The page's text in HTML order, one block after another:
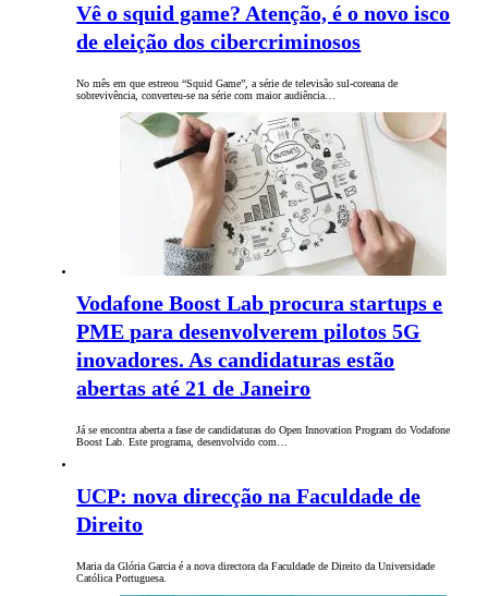
Vê o squid game? Atenção, é o novo isco
de eleição dos cibercriminosos
No mês em que estreou “Squid Game”, a série de televisão sul-coreana de
sobrevivência, converteu-se na série com maior audiência…
Vodafone Boost Lab procura startups e
PME para desenvolverem pilotos 5G
inovadores. As candidaturas estão
abertas até 21 de Janeiro
Já se encontra aberta a fase de candidaturas do Open Innovation Program do Vodafone
Boost Lab. Este programa, desenvolvido com…
UCP: nova direcção na Faculdade de
Direito
Maria da Glória Garcia é a nova directora da Faculdade de Direito da Universidade
Católica Portuguesa.